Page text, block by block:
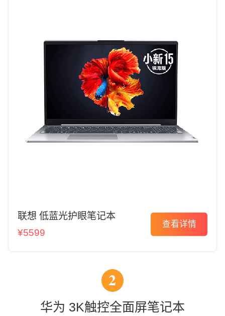
联想 低蓝光护眼笔记本
¥5599
查看详情
2
华为 3K触控全面屏笔记本